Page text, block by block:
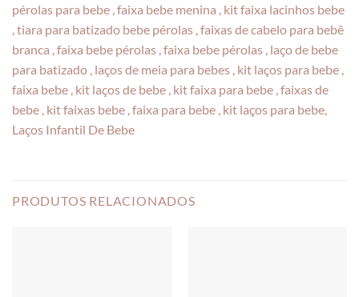
pérolas para bebe , faixa bebe menina , kit faixa lacinhos bebe
, tiara para batizado bebe pérolas , faixas de cabelo para bebê
branca , faixa bebe pérolas , faixa bebe pérolas , laço de bebe
para batizado , laços de meia para bebes , kit laços para bebe ,
faixa bebe , kit laços de bebe , kit faixa para bebe , faixas de
bebe , kit faixas bebe , faixa para bebe , kit laços para bebe,
Laços Infantil De Bebe
PRODUTOS RELACIONADOS